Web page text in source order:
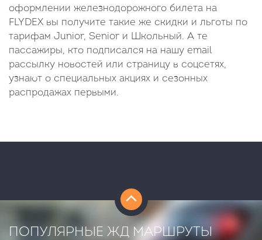
оформлении железнодорожного билета на
FLYDEX вы получите такие же скидки и льготы по
тарифам Junior, Senior и Школьный. А те
пассажиры, кто подписался на нашу email
рассылку новостей или страницу в соцсетях,
узнают о специальных акциях и сезонных
распродажах первыми.
ПОПУЛЯРНЫЕ ЖД МАРШРУТЫ